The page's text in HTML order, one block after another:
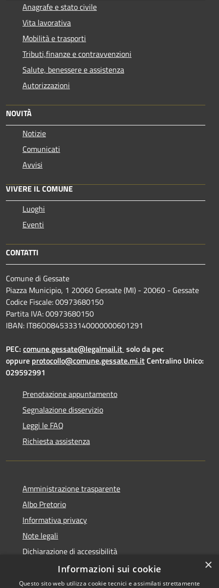
Anagrafe e stato civile
Vita lavorativa
Mobilità e trasporti
Tributi,finanze e contravvenzioni
Salute, benessere e assistenza
Autorizzazioni
NOVITÀ
Notizie
Comunicati
Avvisi
VIVERE IL COMUNE
Luoghi
Eventi
CONTATTI
Comune di Gessate
Piazza Municipio, 1 20060 Gessate (MI) - 20060 - Gessate
Codice Fiscale: 00973680150
Partita IVA: 00973680150
IBAN: IT86O0845333140000000601291
PEC: comune.gessate@legalmail.it solo da pec
oppure protocollo@comune.gessate.mi.itCentralino Unico:
029592991
Prenotazione appuntamento
Segnalazione disservizio
Leggi le FAQ
Richiesta assistenza
Amministrazione trasparente
Albo Pretorio
Informativa privacy
Note legali
Dichiarazione di accessibilità
Dichiarazione di accessibilità dal 2025
×
Informazioni sui cookie
Questo sito web utilizza cookie tecnici e assimilati strettamente